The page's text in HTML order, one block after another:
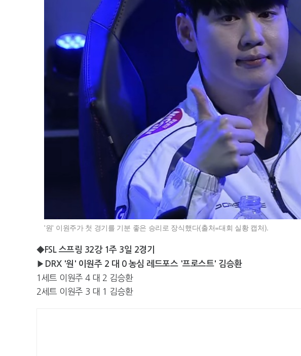
'원' 이원주가 첫 경기를 기분 좋은 승리로 장식했다(출처=대회 실황 캡처).
◆FSL 스프링 32강 1주 3일 2경기
▶DRX '원' 이원주 2 대 0 농심 레드포스 '프로스트' 김승환
1세트 이원주 4 대 2 김승환
2세트 이원주 3 대 1 김승환